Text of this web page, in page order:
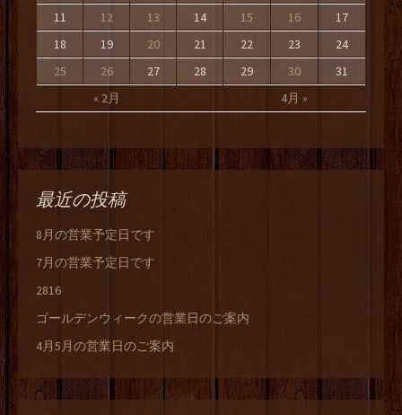
« 2月 4月 »
11
12 13 14 15 16
17
18
19 20 21 22 23
24
25
26 27 28 29 30 31
最近の投稿
8月の営業予定日です
7月の営業予定日です
2816
ゴールデンウィークの営業日のご案内
4月5月の営業日のご案内